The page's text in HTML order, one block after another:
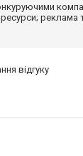
ресурси; реклама
відгуку